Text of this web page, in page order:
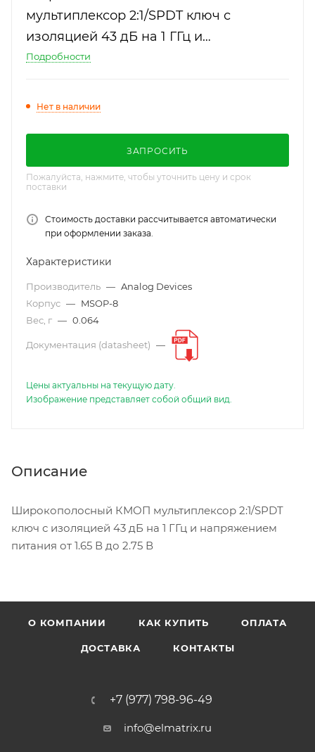
мультиплексор 2:1/SPDT ключ с
изоляцией 43 дБ на 1 ГГц и
напряжением питания от 1.65 В до 2.75
Подробности
Нет в наличии
ЗАПРОСИТЬ
Пожалуйста, нажмите, чтобы уточнить цену и срок
поставки
Стоимость доставки рассчитывается автоматически
при оформлении заказа.
Характеристики
Производитель — Analog Devices
Корпус — MSOP-8
Вес, г — 0.064
Документация (datasheet) —
Цены актуальны на текущую дату.
Изображение представляет собой общий вид.
Описание
Широкополосный КМОП мультиплексор 2:1/SPDT
ключ с изоляцией 43 дБ на 1 ГГц и напряжением
питания от 1.65 В до 2.75 В
О КОМПАНИИ КАК КУПИТЬ ОПЛАТА
ДОСТАВКА КОНТАКТЫ
+7 (977) 798-96-49
info@elmatrix.ru